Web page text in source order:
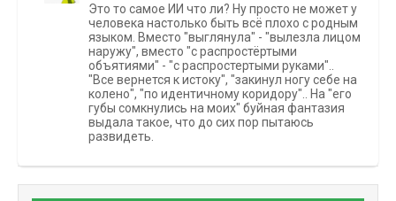
Это то самое ИИ что ли? Ну просто не может у
человека настолько быть всё плохо с родным
языком. Вместо "выглянула" - "вылезла лицом
наружу", вместо "с распростёртыми
объятиями" - "с распростертыми руками"..
"Все вернется к истоку", "закинул ногу себе на
колено", "по идентичному коридору".. На "его
губы сомкнулись на моих" буйная фантазия
выдала такое, что до сих пор пытаюсь
развидеть.